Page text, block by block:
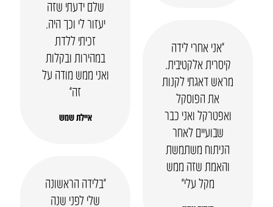
שלם ידעתי שזה
יעזור לי וכך היה.
זכיתי ללדת
במהירות ובקלות
ואני ממש מודה על
זה”
איילת שמש
“אני אחרי לידה
קיסרית אלקטיבית.
מראש דאגתי לקנות
את הפוסקל
ואפטרקל ואני כבר
שבועיים לאחר
הניתוח משתמשת
והאמת שזה ממש
מקל עלי״
“בלידה הראשונה
שלי לפני שנה